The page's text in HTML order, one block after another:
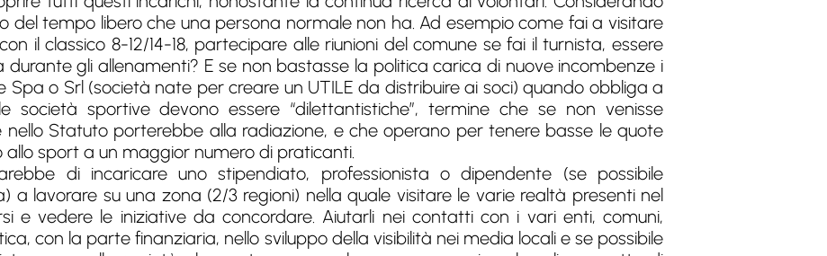
del tempo libero che una persona normale non ha. Ad esempio come fai a visitare
il classico 8-12/14-18, partecipare alle riunioni del comune se fai il turnista, essere
gli allenamenti? E se non bastasse la politica carica di nuove incombenze i
Spa o Srl (società nate per creare un UTILE da distribuire ai soci) quando obbliga a
società sportive devono essere “dilettantistiche”, termine che se non venisse
Statuto porterebbe alla radiazione, e che operano per tenere basse le quote
allo sport a un maggior numero di praticanti.
di incaricare uno stipendiato, professionista o dipendente (se possibile
a lavorare su una zona (2/3 regioni) nella quale visitare le varie realtà presenti nel
e vedere le iniziative da concordare. Aiutarli nei contatti con i vari enti, comuni,
con la parte finanziaria, nello sviluppo della visibilità nei media locali e se possibile